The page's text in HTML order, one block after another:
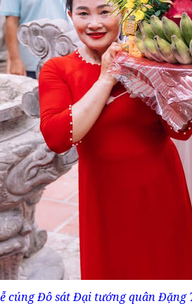
cúng Đô sát Đại tướng quân Đặng